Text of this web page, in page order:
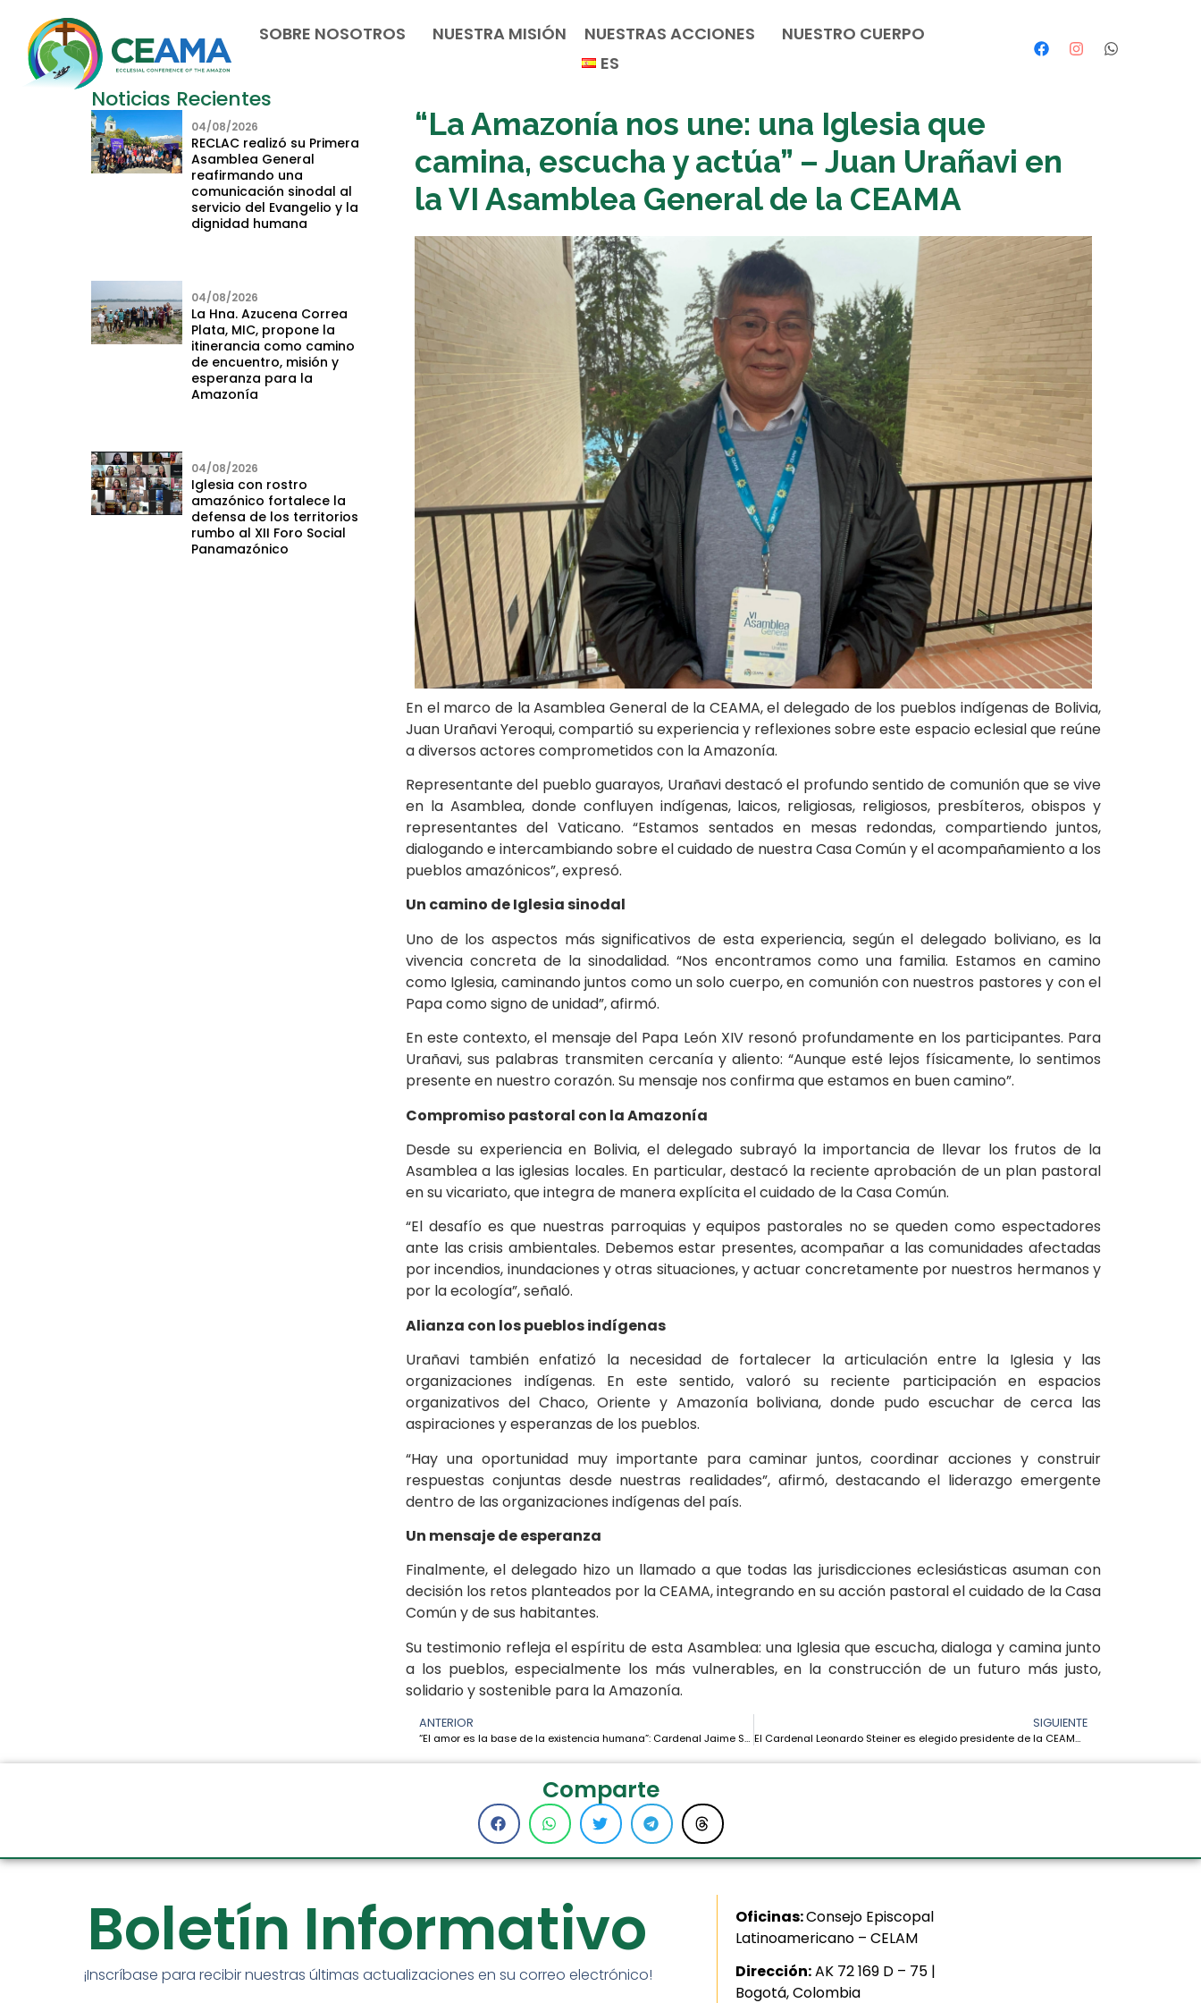
SOBRE NOSOTROS NUESTRA MISIÓN NUESTRAS ACCIONES
NUESTRO CUERPO
ES
Noticias Recientes
04/08/2026
RECLAC realizó su Primera
Asamblea General
reafirmando una
comunicación sinodal al
servicio del Evangelio y la
dignidad humana
04/08/2026
La Hna. Azucena Correa
Plata, MIC, propone la
itinerancia como camino
de encuentro, misión y
esperanza para la
Amazonía
04/08/2026
Iglesia con rostro
amazónico fortalece la
defensa de los territorios
rumbo al XII Foro Social
Panamazónico
“La Amazonía nos une: una Iglesia que
camina, escucha y actúa” – Juan Urañavi en
la VI Asamblea General de la CEAMA
En el marco de la Asamblea General de la CEAMA, el delegado de los pueblos indígenas de Bolivia,
Juan Urañavi Yeroqui, compartió su experiencia y reflexiones sobre este espacio eclesial que reúne
a diversos actores comprometidos con la Amazonía.
Representante del pueblo guarayos, Urañavi destacó el profundo sentido de comunión que se vive
en la Asamblea, donde confluyen indígenas, laicos, religiosas, religiosos, presbíteros, obispos y
representantes del Vaticano. “Estamos sentados en mesas redondas, compartiendo juntos,
dialogando e intercambiando sobre el cuidado de nuestra Casa Común y el acompañamiento a los
pueblos amazónicos”, expresó.
Un camino de Iglesia sinodal
Uno de los aspectos más significativos de esta experiencia, según el delegado boliviano, es la
vivencia concreta de la sinodalidad. “Nos encontramos como una familia. Estamos en camino
como Iglesia, caminando juntos como un solo cuerpo, en comunión con nuestros pastores y con el
Papa como signo de unidad”, afirmó.
En este contexto, el mensaje del Papa León XIV resonó profundamente en los participantes. Para
Urañavi, sus palabras transmiten cercanía y aliento: “Aunque esté lejos físicamente, lo sentimos
presente en nuestro corazón. Su mensaje nos confirma que estamos en buen camino”.
Compromiso pastoral con la Amazonía
Desde su experiencia en Bolivia, el delegado subrayó la importancia de llevar los frutos de la
Asamblea a las iglesias locales. En particular, destacó la reciente aprobación de un plan pastoral
en su vicariato, que integra de manera explícita el cuidado de la Casa Común.
“El desafío es que nuestras parroquias y equipos pastorales no se queden como espectadores
ante las crisis ambientales. Debemos estar presentes, acompañar a las comunidades afectadas
por incendios, inundaciones y otras situaciones, y actuar concretamente por nuestros hermanos y
por la ecología”, señaló.
Alianza con los pueblos indígenas
Urañavi también enfatizó la necesidad de fortalecer la articulación entre la Iglesia y las
organizaciones indígenas. En este sentido, valoró su reciente participación en espacios
organizativos del Chaco, Oriente y Amazonía boliviana, donde pudo escuchar de cerca las
aspiraciones y esperanzas de los pueblos.
“Hay una oportunidad muy importante para caminar juntos, coordinar acciones y construir
respuestas conjuntas desde nuestras realidades”, afirmó, destacando el liderazgo emergente
dentro de las organizaciones indígenas del país.
Un mensaje de esperanza
Finalmente, el delegado hizo un llamado a que todas las jurisdicciones eclesiásticas asuman con
decisión los retos planteados por la CEAMA, integrando en su acción pastoral el cuidado de la Casa
Común y de sus habitantes.
Su testimonio refleja el espíritu de esta Asamblea: una Iglesia que escucha, dialoga y camina junto
a los pueblos, especialmente los más vulnerables, en la construcción de un futuro más justo,
solidario y sostenible para la Amazonía.
ANTERIOR
“El amor es la base de la existencia humana”: Cardenal Jaime Spengler en la VI Asamblea General de la CEAMA –
SIGUIENTE
El Cardenal Leonardo Steiner es elegido presidente de la CEAMA para el periodo 2026–2030
Comparte
Boletín Informativo
¡Inscríbase para recibir nuestras últimas actualizaciones en su correo electrónico!
Oficinas:Consejo Episcopal
Latinoamericano – CELAM
Dirección:AK 72 169 D – 75 |
Bogotá, Colombia